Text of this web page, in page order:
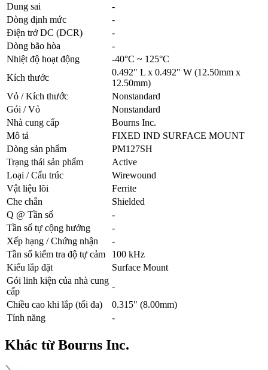
Dung sai
-
Dòng định mức
-
Điện trở DC (DCR)
-
Dòng bão hòa
-
Nhiệt độ hoạt động
-40°C ~ 125°C
Kích thước
0.492" L x 0.492" W (12.50mm x
12.50mm)
Vỏ / Kích thước
Nonstandard
Gói / Vỏ
Nonstandard
Nhà cung cấp
Bourns Inc.
Mô tả
FIXED IND SURFACE MOUNT
Dòng sản phẩm
PM127SH
Trạng thái sản phẩm
Active
Loại / Cấu trúc
Wirewound
Vật liệu lõi
Ferrite
Che chắn
Shielded
Q @ Tần số
-
Tần số tự cộng hưởng
-
Xếp hạng / Chứng nhận
-
Tần số kiểm tra độ tự cảm
100 kHz
Kiểu lắp đặt
Surface Mount
Gói linh kiện của nhà cung
cấp
-
Chiều cao khi lắp (tối đa)
0.315" (8.00mm)
Tính năng
-
Khác từ Bourns Inc.